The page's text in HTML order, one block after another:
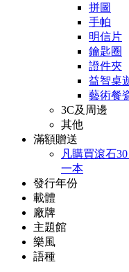
拼圖
手帕
明信片
鑰匙圈
證件夾
益智桌
藝術餐
3C及周邊
其他
滿額贈送
凡購買滾石
一本
發行年份
載體
廠牌
主題館
樂風
語種